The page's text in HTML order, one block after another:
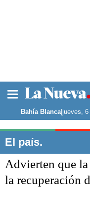
Noticias
Bahía Blanca|jueves,
El país.
Advierten que
la recuperación